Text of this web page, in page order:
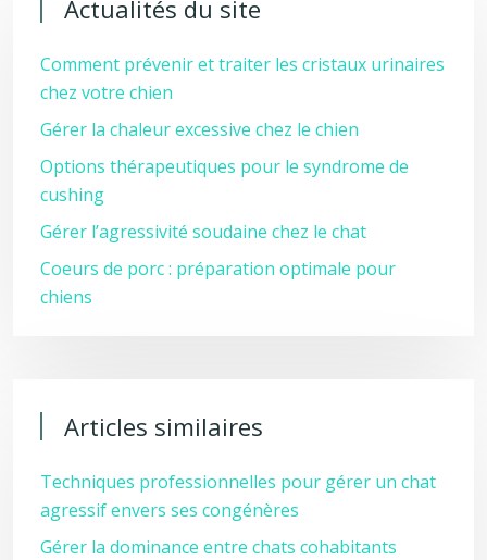
Actualités du site
Comment prévenir et traiter les cristaux urinaires
chez votre chien
Gérer la chaleur excessive chez le chien
Options thérapeutiques pour le syndrome de
cushing
Gérer l’agressivité soudaine chez le chat
Coeurs de porc : préparation optimale pour
chiens
Articles similaires
Techniques professionnelles pour gérer un chat
agressif envers ses congénères
Gérer la dominance entre chats cohabitants